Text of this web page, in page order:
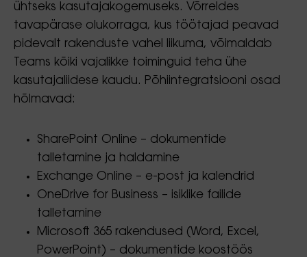
ühtseks kasutajakogemuseks. Võrreldes
tavapärase olukorraga, kus töötajad peavad
pidevalt rakenduste vahel liikuma, võimaldab
Teams kõiki vajalikke toiminguid teha ühe
kasutajaliidese kaudu. Põhiintegratsiooni osad
hõlmavad:
SharePoint Online – dokumentide
talletamine ja haldamine
Exchange Online – e-post ja kalendrid
OneDrive for Business – isiklike failide
talletamine
Microsoft 365 rakendused (Word, Excel,
PowerPoint) – dokumentide koostöös